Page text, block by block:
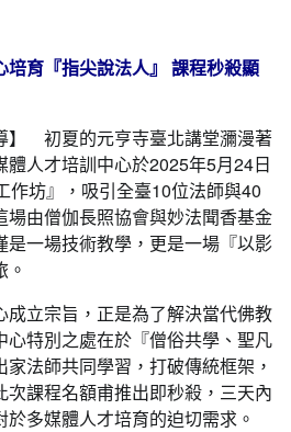
育『指尖說法人』 課程秒殺顯
】 初夏的元亨寺臺北講堂瀰漫著
人才培訓中心於2025年5月24日
作坊』，吸引全臺10位法師與40
場由僧伽長照協會與妙法聞香基金
是一場技術教學，更是一場『以影
成立宗旨，正是為了解決當代佛教
心特別之處在於『僧俗共學、聖凡
法師共同學習，打破傳統框架，
課程名額甫推出即秒殺，三天內
多媒體人才培育的迫切需求。